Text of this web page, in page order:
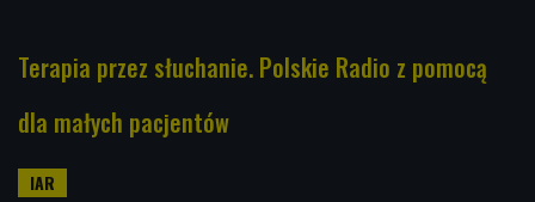
Terapia przez słuchanie. Polskie Radio z pomocą
dla małych pacjentów